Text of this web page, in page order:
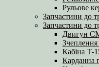
Рульове
Запчастини до
Запчастини до
Двигун
Кабіна Т-
Карданна